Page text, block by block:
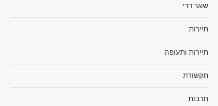
שוגר דדי
תיירות
תיירות ותעופה
תקשורת
תרבות